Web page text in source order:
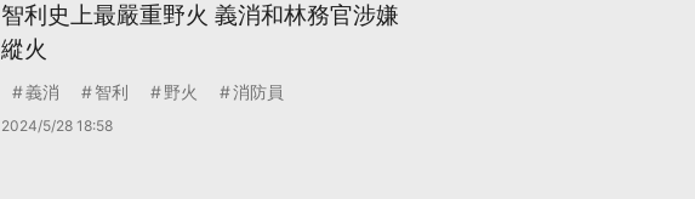
智利史上最嚴重野火 義消和林務官涉嫌
縱火
義消 智利 野火 消防員
2024/5/28 18:58